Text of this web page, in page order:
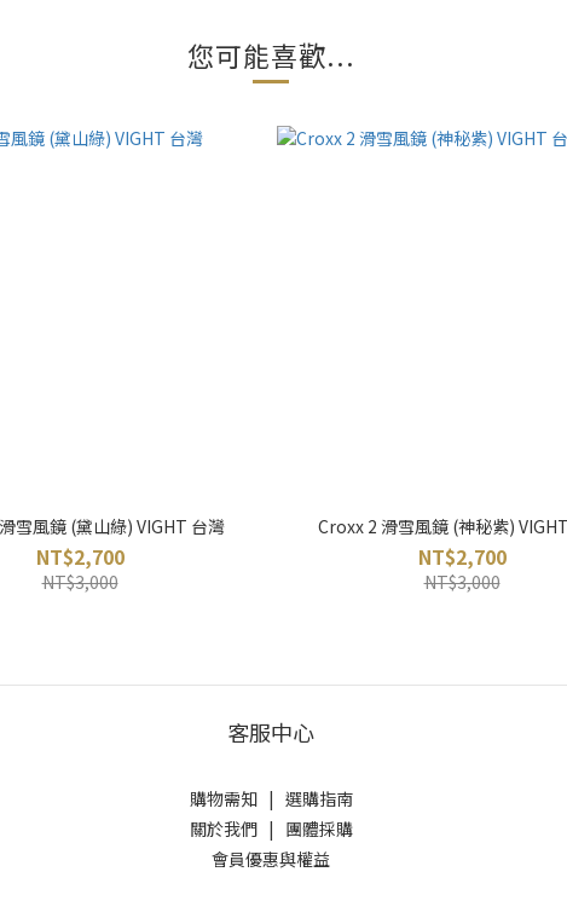
您可能喜歡...
雪風鏡 (黛山綠) VIGHT 台灣
NT$2,700
NT$3,000
Croxx 2 滑雪風鏡 (神秘紫)
NT$2,700
NT$3,000
客服中心
購物需知| 選購指南
關於我們| 團體採購
會員優惠與權益